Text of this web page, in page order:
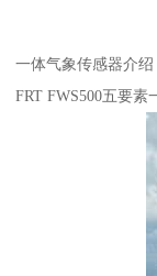
一体气象传感器介绍
FRT FWS500五要素